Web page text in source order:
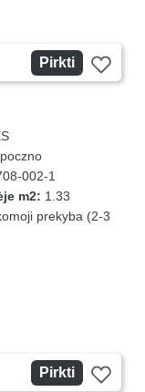
Pirkti
002-1
m2: 1.33
prekyba (2-3
Pirkti